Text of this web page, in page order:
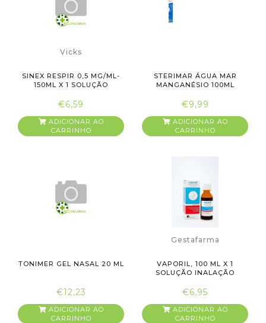
Vicks
SINEX RESPIR 0,5 MG/ML-
150ML X 1 SOLUÇÃO
€6,59
ADICIONAR AO
CARRINHO
STERIMAR ÁGUA MAR
MANGANÉSIO 100ML
€9,99
ADICIONAR AO
CARRINHO
TONIMER GEL NASAL 20 ML
€12,23
ADICIONAR AO
CARRINHO
Gestafarma
VAPORIL, 100 ML X 1
SOLUÇÃO INALAÇÃO
€6,95
ADICIONAR AO
CARRINHO